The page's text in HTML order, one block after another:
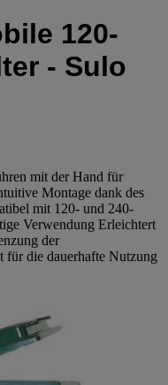
120-
- Sulo
mit der Hand für
Montage dank des
mit 120- und 240-
Verwendung Erleichtert
der
die dauerhafte Nutzung